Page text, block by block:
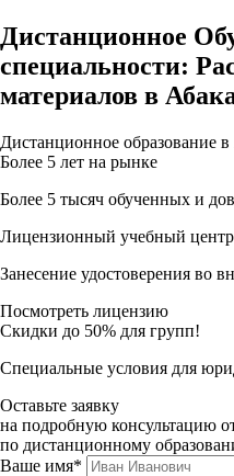
Дистанционное
специальности:
материалов в
Дистанционное образование
Более 5 лет на рынке
Более 5 тысяч обученных и
Лицензионный учебный
Занесение удостоверения во
Посмотреть лицензию
Скидки до 50% для групп!
Специальные условия для
Оставьте заявку
на подробную консультацию
по дистанционному
Ваше имя*